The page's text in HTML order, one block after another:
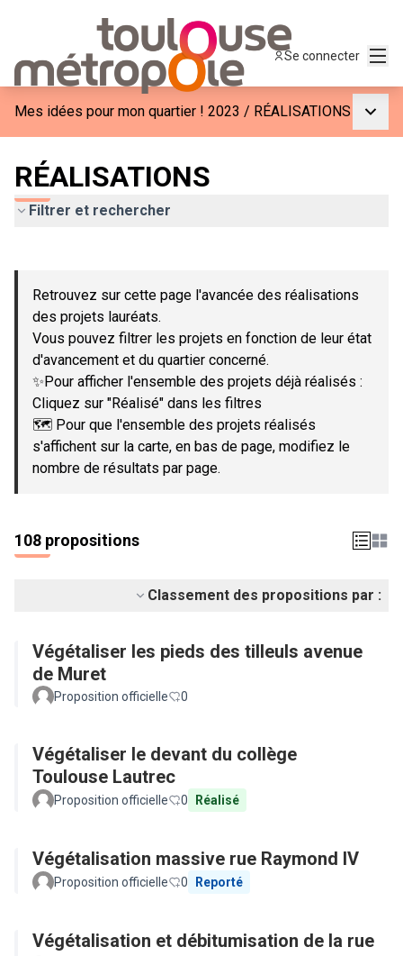
Se connecter
Mes idées pour mon quartier ! 2023 / RÉALISATIONS
RÉALISATIONS
Filtrer et rechercher
−
Retrouvez sur cette page l'avancée des réalisations
des projets lauréats.
Vous pouvez filtrer les projets en fonction de leur état
d'avancement et du quartier concerné.
✨Pour afficher l'ensemble des projets déjà réalisés :
Cliquez sur "Réalisé" dans les filtres
🗺️ Pour que l'ensemble des projets réalisés
s'affichent sur la carte, en bas de page, modifiez le
nombre de résultats par page.
108 propositions
Classement des propositions par :
Végétaliser les pieds des tilleuls avenue
de Muret
Proposition officielle 0
Végétaliser le devant du collège
Toulouse Lautrec
Proposition officielle 0 Réalisé
Végétalisation massive rue Raymond IV
Proposition officielle 0 Reporté
Végétalisation et débitumisation de la rue